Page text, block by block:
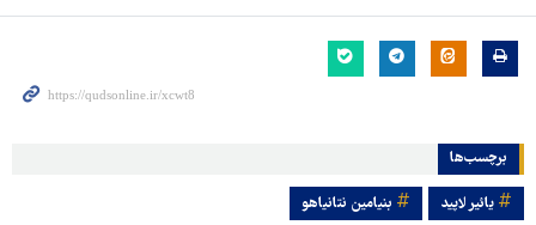
برچسب‌ها
یائیر لاپید بنیامین نتانیاهو